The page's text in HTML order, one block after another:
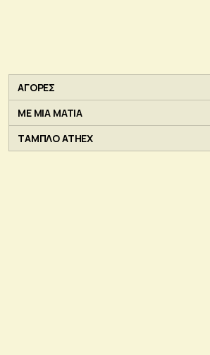
ΑΓΟΡΕΣ
ΜΕ ΜΙΑ ΜΑΤΙΑ
ΤΑΜΠΛΟ ATHEX